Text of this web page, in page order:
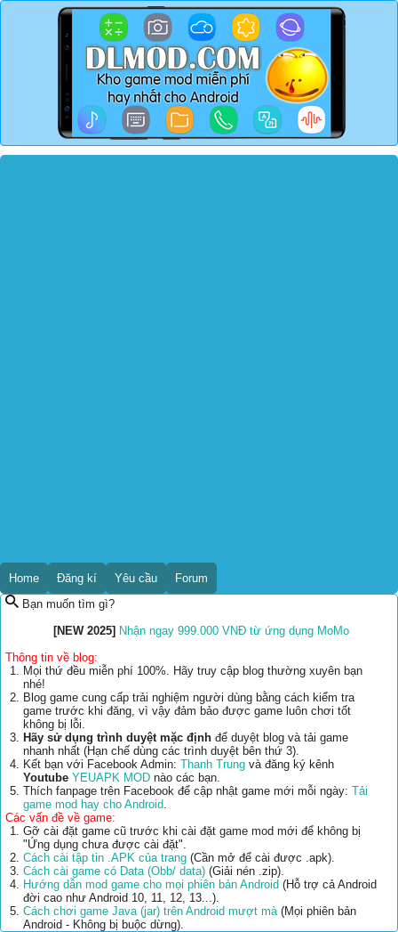
Home Đăng kí Yêu cầu
Forum
Bạn muốn tìm gì?
[NEW 2025] Nhận ngay 999.000 VNĐ từ ứng dụng MoMo
Thông tin về blog:
Mọi thứ đều miễn phí 100%. Hãy truy cập blog thường xuyên bạn
nhé!
Blog game cung cấp trải nghiệm người dùng bằng cách kiểm tra
game trước khi đăng, vì vậy đảm bảo được game luôn chơi tốt
không bị lỗi.
Hãy sử dụng trình duyệt mặc định để duyệt blog và tải game
nhanh nhất (Hạn chế dùng các trình duyệt bên thứ 3).
Kết bạn với Facebook Admin: Thanh Trung và đăng ký kênh
Youtube YEUAPK MOD nào các bạn.
Thích fanpage trên Facebook để cập nhật game mới mỗi ngày: Tải
game mod hay cho Android.
Các vấn đề về game:
Gỡ cài đặt game cũ trước khi cài đặt game mod mới để không bị
"Ứng dụng chưa được cài đặt".
Cách cài tập tin .APK của trang (Cần mở để cài được .apk).
Cách cài game có Data (Obb/ data) (Giải nén .zip).
Hướng dẫn mod game cho mọi phiên bản Android (Hỗ trợ cả Android
đời cao như Android 10, 11, 12, 13...).
Cách chơi game Java (jar) trên Android mượt mà(Mọi phiên bản
Android - Không bị buộc dừng).